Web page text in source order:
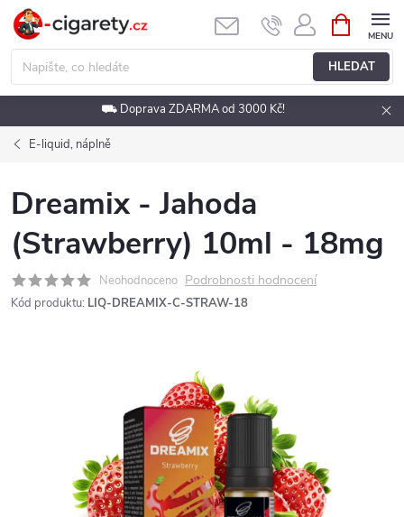
Přejít
obsah
HLEDAT
NÁKUPNÍ
KOŠÍK
⛟ Doprava ZDARMA od 3000 Kč!
E-liquid, náplně
Dreamix - Jahoda
(Strawberry) 10ml - 18mg
Neohodnoceno Podrobnosti hodnocení
Kód produktu: LIQ-DREAMIX-C-STRAW-18